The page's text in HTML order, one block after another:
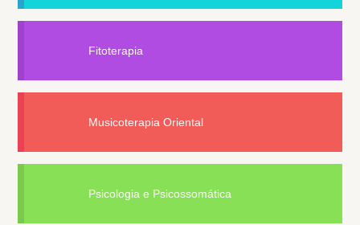
Fitoterapia
Musicoterapia Oriental
Psicologia e Psicossomática